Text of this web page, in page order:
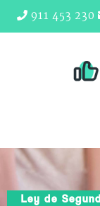
911 453 230
Ley de